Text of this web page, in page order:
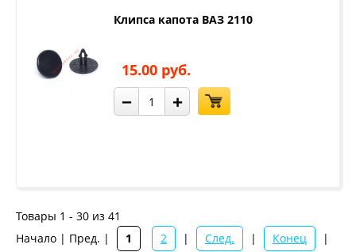
Клипса капота ВАЗ 2110
15.00 руб.
− +
Товары 1 - 30 из 41
Начало | Пред. |
1 2 | След. | Конец |